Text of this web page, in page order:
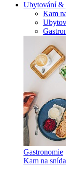
Ubytování &
Kam
Gastronomie
Kam na